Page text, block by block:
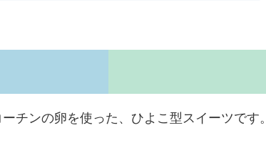
チンの卵を使った、ひよこ型スイーツです。